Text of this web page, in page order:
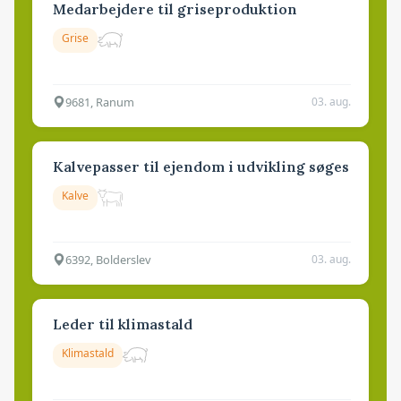
Medarbejdere til griseproduktion
Grise
9681, Ranum 03. aug.
Kalvepasser til ejendom i udvikling søges
Kalve
6392, Bolderslev 03. aug.
Leder til klimastald
Klimastald